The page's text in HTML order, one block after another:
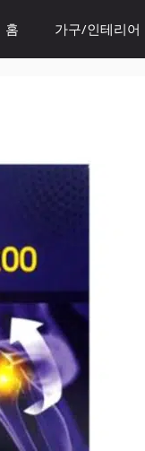
홈 가구/인테리어